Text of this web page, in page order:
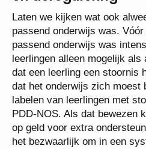
Laten we kijken wat ook
passend onderwijs was.
passend onderwijs was
leerlingen alleen mogelijk als
dat een leerling een stoornis
dat het onderwijs zich moest
labelen van leerlingen met
PDD-NOS. Als dat bewezen
op geld voor extra
het bezwaarlijk om in een